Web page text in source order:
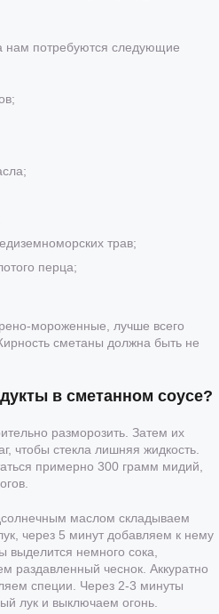
нам потребуются следующие
трав;
перца;
мороженные, лучше всего
сметаны должна быть не
в сметанном соусе?
разморозить. Затем их
чтобы стекла лишняя жидкость.
примерно 300 грамм мидий,
маслом складываем
через 5 минут добавляем к нему
выделится немного сока,
раздавленный чеснок. Аккуратно
специи. Через 2-3 минуты
лук и выключаем огонь.